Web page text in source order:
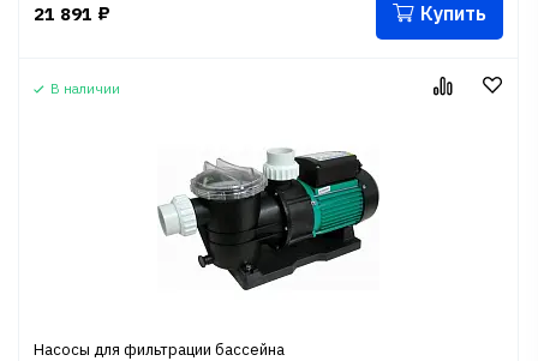
21 891 ₽ Купить
В наличии
Насосы для фильтрации бассейна